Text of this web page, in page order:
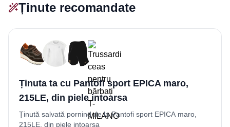
Ținute recomandate
Ținuta ta cu Pantofi sport EPICA maro,
215LE, din piele intoarsa
Ținută salvată pornind de la Pantofi sport EPICA maro,
215LE, din piele intoarsa